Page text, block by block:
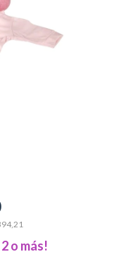
o más!